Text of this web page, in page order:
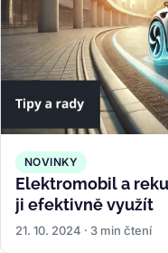
NOVINKY
Elektromobil a
ji efektivně využít
21. 10. 2024 · 3 min čtení